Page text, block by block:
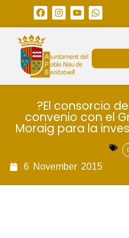
?El consorcio
convenio con el
Moraig para la
6 November 2015